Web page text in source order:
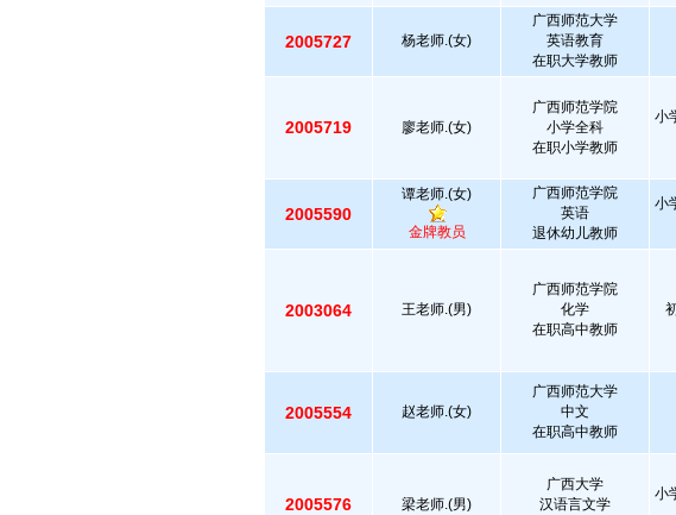
2005727 杨老师.(女)
广西师范大学
英语教育
在职大学教师
2005719 廖老师.(女)
广西师范学院
小学全科
在职小学教师
小
2005590
谭老师.(女)
金牌教员
广西师范学院
英语
退休幼儿教师
小
2003064 王老师.(男)
广西师范学院
化学
在职高中教师
2005554 赵老师.(女)
广西师范大学
中文
在职高中教师
2005576 梁老师.(男)
广西大学
汉语言文学
小